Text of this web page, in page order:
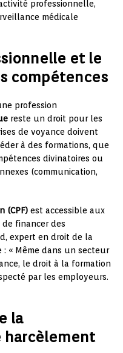
professionnelle,
médicale
et le
compétences
profession
reste un droit pour les
de voyance doivent
à des formations, que
divinatoires ou
(communication,
(CPF) est accessible aux
financer des
expert en droit de la
« Même dans un secteur
le droit à la formation
par les employeurs.
la